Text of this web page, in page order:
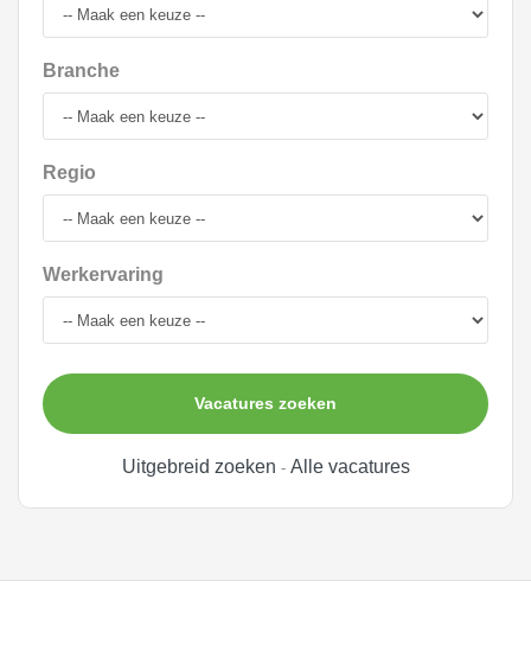
Branche
Regio
Werkervaring
Vacatures zoeken
Uitgebreid zoeken - Alle vacatures